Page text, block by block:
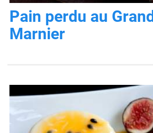
Pain perdu au Grand
Marnier